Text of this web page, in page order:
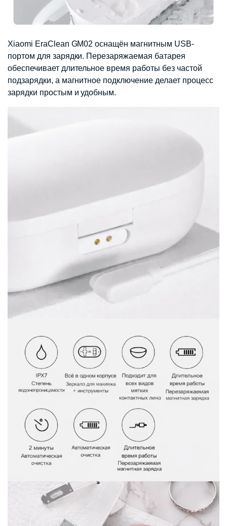
Xiaomi EraClean GM02 оснащён магнитным USB-
портом для зарядки. Перезаряжаемая батарея
обеспечивает длительное время работы без частой
подзарядки, а магнитное подключение делает процесс
зарядки простым и удобным.